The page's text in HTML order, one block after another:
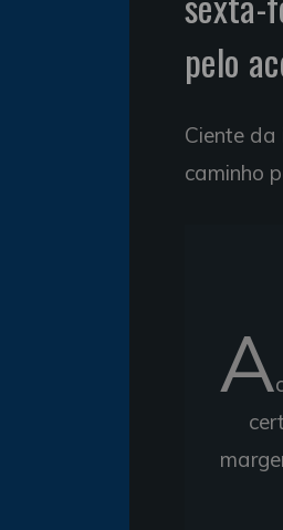
pelo
Ciente da
caminho
A